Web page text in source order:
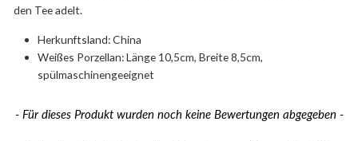
den Tee adelt.
Herkunftsland: China
Weißes Porzellan: Länge 10,5cm, Breite 8,5cm,
spülmaschinengeeignet
- Für dieses Produkt wurden noch keine Bewertungen abgegeben -
New content loaded